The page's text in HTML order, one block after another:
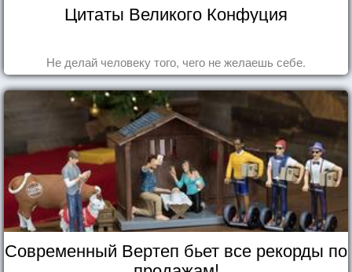
Цитаты Великого Конфуция
Не делай человеку того, чего не желаешь себе.
Современный Вертеп бьет все рекорды по